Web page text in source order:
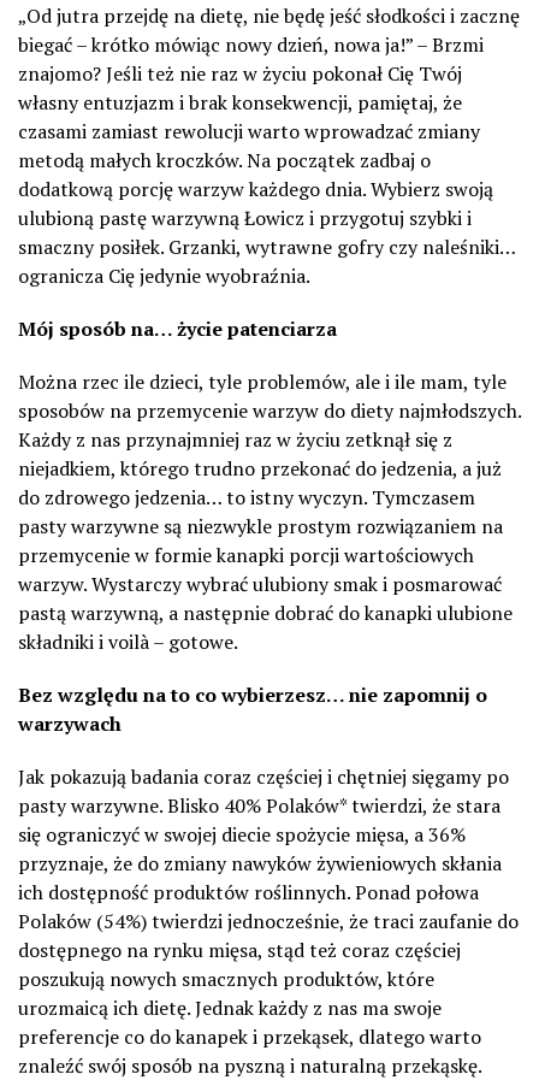
„Od jutra przejdę na dietę, nie będę jeść słodkości i zacznę
biegać – krótko mówiąc nowy dzień, nowa ja!” – Brzmi
znajomo? Jeśli też nie raz w życiu pokonał Cię Twój
własny entuzjazm i brak konsekwencji, pamiętaj, że
czasami zamiast rewolucji warto wprowadzać zmiany
metodą małych kroczków. Na początek zadbaj o
dodatkową porcję warzyw każdego dnia. Wybierz swoją
ulubioną pastę warzywną Łowicz i przygotuj szybki i
smaczny posiłek. Grzanki, wytrawne gofry czy naleśniki…
ogranicza Cię jedynie wyobraźnia.
Mój sposób na… życie patenciarza
Można rzec ile dzieci, tyle problemów, ale i ile mam, tyle
sposobów na przemycenie warzyw do diety najmłodszych.
Każdy z nas przynajmniej raz w życiu zetknął się z
niejadkiem, którego trudno przekonać do jedzenia, a już
do zdrowego jedzenia… to istny wyczyn. Tymczasem
pasty warzywne są niezwykle prostym rozwiązaniem na
przemycenie w formie kanapki porcji wartościowych
warzyw. Wystarczy wybrać ulubiony smak i posmarować
pastą warzywną, a następnie dobrać do kanapki ulubione
składniki i voilà – gotowe.
Bez względu na to co wybierzesz… nie zapomnij o
warzywach
Jak pokazują badania coraz częściej i chętniej sięgamy po
pasty warzywne. Blisko 40% Polaków* twierdzi, że stara
się ograniczyć w swojej diecie spożycie mięsa, a 36%
przyznaje, że do zmiany nawyków żywieniowych skłania
ich dostępność produktów roślinnych. Ponad połowa
Polaków (54%) twierdzi jednocześnie, że traci zaufanie do
dostępnego na rynku mięsa, stąd też coraz częściej
poszukują nowych smacznych produktów, które
urozmaicą ich dietę. Jednak każdy z nas ma swoje
preferencje co do kanapek i przekąsek, dlatego warto
znaleźć swój sposób na pyszną i naturalną przekąskę.